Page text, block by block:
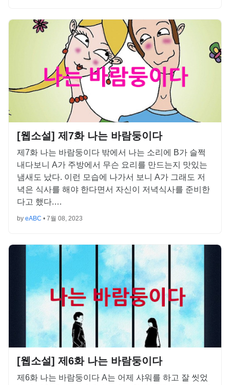
[웹소설] 제7화 나는 바람둥이다
제7화 나는 바람둥이다 밖에서 나는 소리에 B가 슬쩍
내다보니 A가 주방에서 무슨 요리를 만드는지 맛있는
냄새도 났다. 이런 모습에 나가서 보니 A가 그래도 저
녁은 식사를 해야 한다면서 자신이 저녁식사를 준비한
다고 했다.…
by eABC • 7월 08, 2023
[웹소설] 제6화 나는 바람둥이다
제6화 나는 바람둥이다 A는 어제 샤워를 하고 잘 씻었